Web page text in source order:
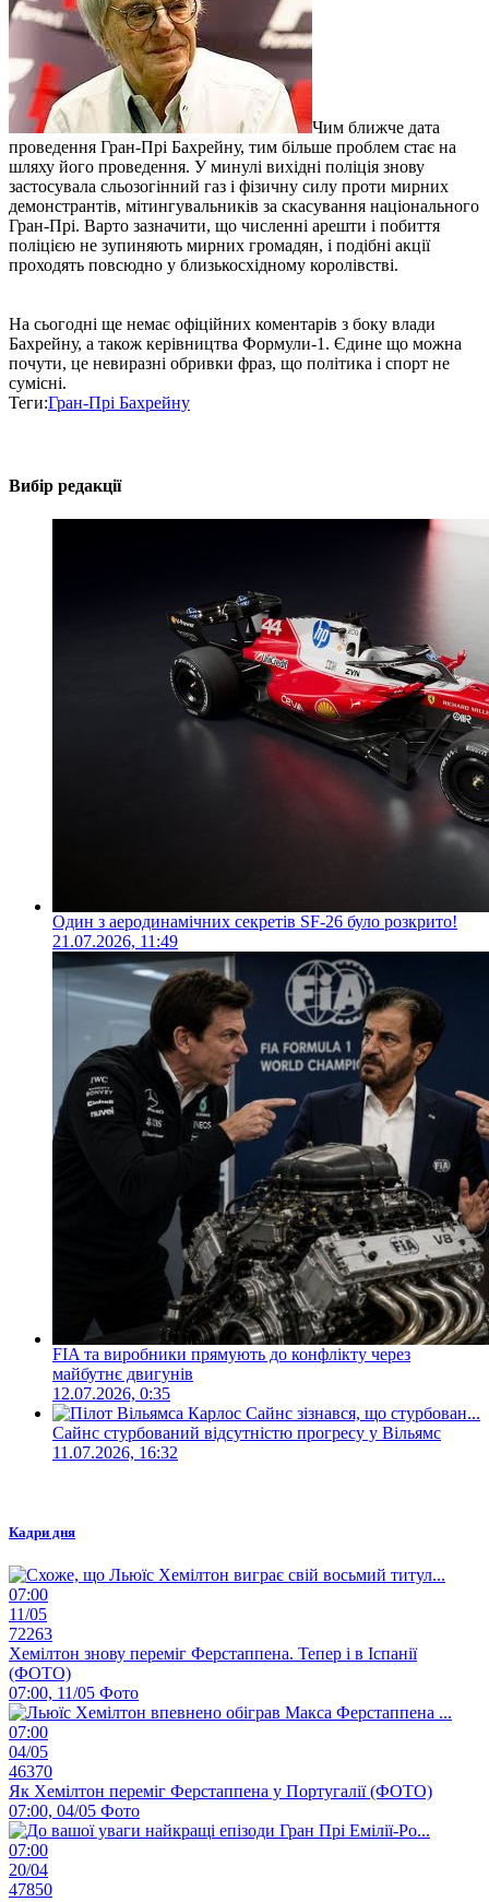
Чим ближче дата
проведення Гран-Прі Бахрейну, тим більше проблем стає на
шляху його проведення. У минулі вихідні поліція знову
застосувала сльозогінний газ і фізичну силу проти мирних
демонстрантів, мітингувальників за скасування національного
Гран-Прі. Варто зазначити, що численні арешти і побиття
поліцією не зупиняють мирних громадян, і подібні акції
проходять повсюдно у близькосхідному королівстві.
На сьогодні ще немає офіційних коментарів з боку влади
Бахрейну, а також керівництва Формули-1. Єдине що можна
почути, це невиразні обривки фраз, що політика і спорт не
сумісні.
Теги:Гран-Прі Бахрейну
Вибір редакції
Один з аеродинамічних секретів SF-26 було розкрито!
21.07.2026, 11:49
FIA та виробники прямують до конфлікту через
майбутнє двигунів
12.07.2026, 0:35
Сайнс стурбований відсутністю прогресу у Вільямс
11.07.2026, 16:32
Кадри дня
07:00
11/05
72263
Хемілтон знову переміг Ферстаппена. Тепер і в Іспанії
(ФОТО)
07:00, 11/05 Фото
07:00
04/05
46370
Як Хемілтон переміг Ферстаппена у Португалії (ФОТО)
07:00, 04/05 Фото
07:00
20/04
47850